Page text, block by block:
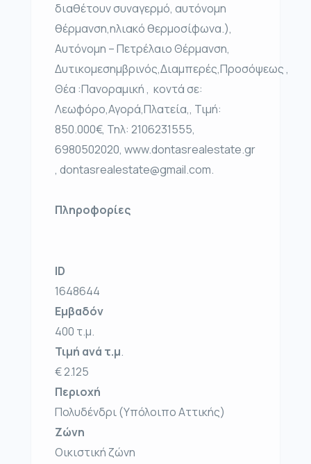
διαθέτουν συναγερμό, αυτόνομη
θέρμανση,ηλιακό θερμοσίφωνα.),
Αυτόνομη – Πετρέλαιο Θέρμανση,
Δυτικομεσημβρινός,Διαμπερές,Προσόψεως ,
Θέα :Πανοραμική , κοντά σε:
Λεωφόρο,Αγορά,Πλατεία,, Τιμή:
850.000€, Τηλ: 2106231555,
6980502020, www.dontasrealestate.gr
, dontasrealestate@gmail.com.
Πληροφορίες
ID
1648644
Εμβαδόν
400 τ.μ.
Τιμή ανά τ.μ.
€ 2.125
Περιοχή
Πολυδένδρι (Υπόλοιπο Αττικής)
Ζώνη
Οικιστική ζώνη